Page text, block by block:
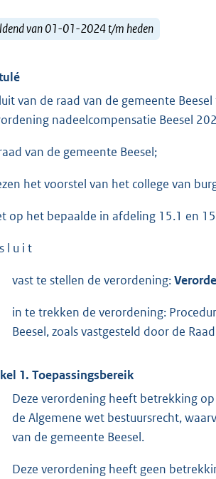
van 01-01-2024 t/m heden
van de raad van de gemeente
nadeelcompensatie Beesel
van de gemeente Beesel;
het voorstel van het college van
op het bepaalde in afdeling 15.1 en
l u i t
vast te stellen de verordening:
in te trekken de verordening:
Beesel, zoals vastgesteld door de
1. Toepassingsbereik
Deze verordening heeft betrekking
de Algemene wet bestuursrecht,
van de gemeente Beesel.
Deze verordening heeft geen